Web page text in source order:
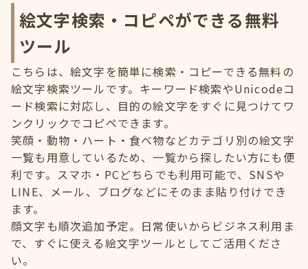
絵文字検索・コピペができる無料
ツール
こちらは、絵文字を簡単に検索・コピーできる無料の
絵文字検索ツールです。キーワード検索やUnicodeコ
ード検索に対応し、目的の絵文字をすぐに見つけてワ
ンクリックでコピペできます。
笑顔・動物・ハート・食べ物などカテゴリ別の絵文字
一覧も用意しているため、一覧から探したい方にも便
利です。スマホ・PCどちらでも利用可能で、SNSや
LINE、メール、ブログなどにそのまま貼り付けでき
ます。
顔文字も順次追加予定。日常使いからビジネス利用ま
で、すぐに使える絵文字ツールとしてご活用くださ
い。